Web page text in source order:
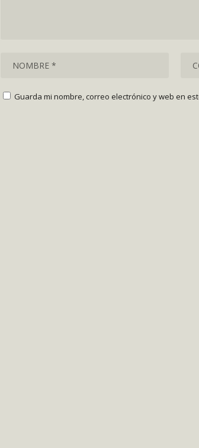
Guarda mi nombre, correo electrónico y web en